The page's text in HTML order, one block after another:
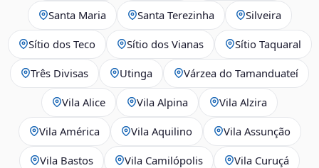
Santa Maria Santa Terezinha Silveira
Sítio dos Teco Sítio dos Vianas Sítio Taquaral
Três Divisas Utinga Várzea do Tamanduateí
Vila Alice Vila Alpina Vila Alzira
Vila América Vila Aquilino Vila Assunção
Vila Bastos Vila Camilópolis Vila Curuçá